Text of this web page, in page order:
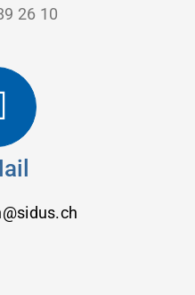
26 10